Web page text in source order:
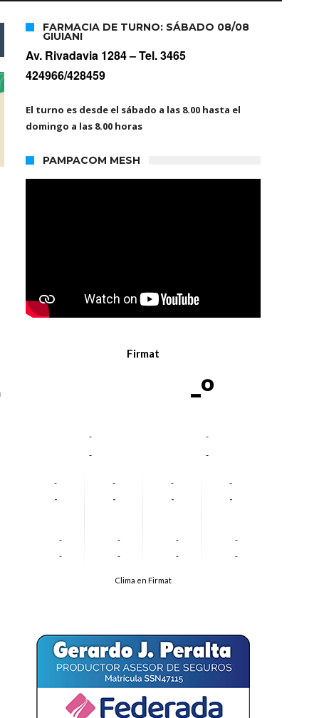
FARMACIA DE TURNO: SÁBADO 08/08
GIUIANI
Av. Rivadavia 1284 –Tel. 3465
424966/428459
El turno es desde el sábado a las 8.00 hasta el
domingo a las 8.00 horas
PAMPACOM MESH
Firmat
-º
-
-
-
-
-
-
-
-
-
-
-
-
-
-
-
-
-
-
-
-
Clima en Firmat